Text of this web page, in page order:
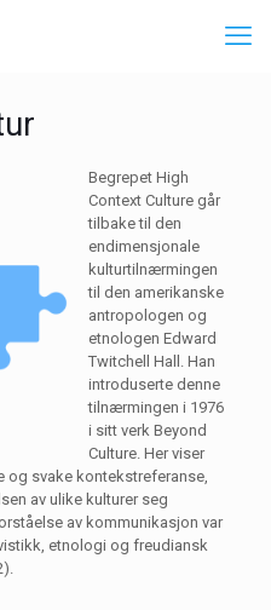
Begrepet High
Context Culture går
tilbake til den
endimensjonale
kulturtilnærmingen
til den amerikanske
antropologen og
etnologen Edward
Twitchell Hall. Han
introduserte denne
tilnærmingen i 1976
i sitt verk Beyond
Culture. Her viser
og svake kontekstreferanse,
av ulike kulturer seg
av kommunikasjon var
etnologi og freudiansk